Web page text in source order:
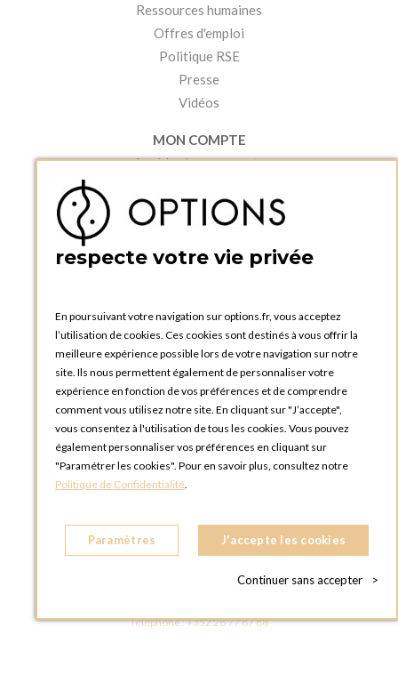
Ressources humaines
Offres d'emploi
Politique RSE
Presse
Vidéos
MON COMPTE
Accéder à mon compte
Créer un compte
PRATIQUE
Catalogues et bons de commande
Tutoriels
OPTIONS LUXEMBOURG
13 rue Paul Rischard
5324 Contern
LUXEMBOURG
BOUTIQUE OPTIONS LUXEMBOURG
L - 1842 HOWALD LUXEMBOURG
Téléphone :+352 28 77 87 88
respecte votre vie privée
En poursuivant votre navigation sur options.fr, vous acceptez
l’utilisation de cookies. Ces cookies sont destinés à vous offrir la
meilleure expérience possible lors de votre navigation sur notre
site. Ils nous permettent également de personnaliser votre
expérience en fonction de vos préférences et de comprendre
comment vous utilisez notre site. En cliquant sur "J’accepte",
vous consentez à l'utilisation de tous les cookies. Vous pouvez
également personnaliser vos préférences en cliquant sur
"Paramétrer les cookies". Pour en savoir plus, consultez notre
Politique de Confidentialité.
Paramètres J'accepte les cookies
Continuer sans accepter >